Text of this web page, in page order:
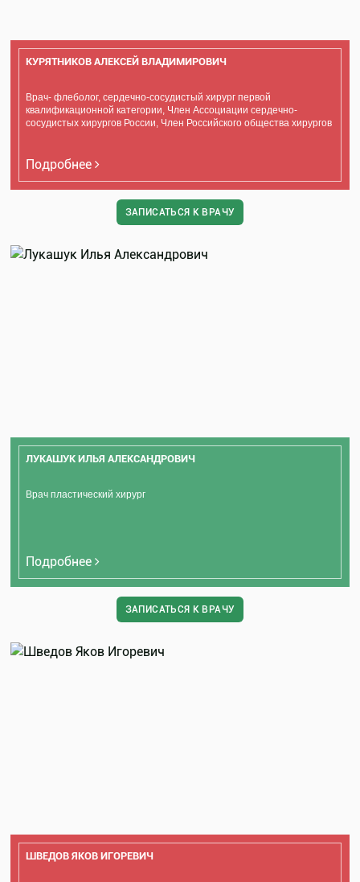
КУРЯТНИКОВ АЛЕКСЕЙ ВЛАДИМИРОВИЧ
Врач- флеболог, сердечно-сосудистый хирург первой
квалификационной категории, Член Ассоциации сердечно-
сосудистых хирургов России, Член Российского общества хирургов
Подробнее
ЗАПИСАТЬСЯ К ВРАЧУ
ЛУКАШУК ИЛЬЯ АЛЕКСАНДРОВИЧ
Врач пластический хирург
Подробнее
ЗАПИСАТЬСЯ К ВРАЧУ
ШВЕДОВ ЯКОВ ИГОРЕВИЧ